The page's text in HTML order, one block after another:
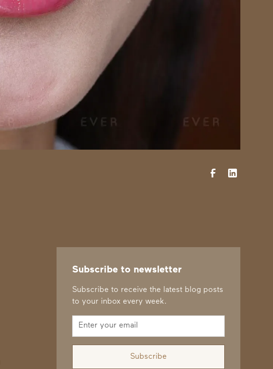
Subscribe to newsletter
Subscribe to receive the latest blog posts
to your inbox every week.